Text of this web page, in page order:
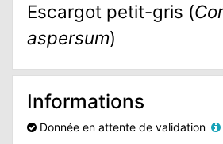
Escargot petit-gris (
aspersum)
Informations
Donnée en attente de validation